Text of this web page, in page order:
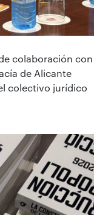
colaboración con
de Alicante
colectivo jurídico